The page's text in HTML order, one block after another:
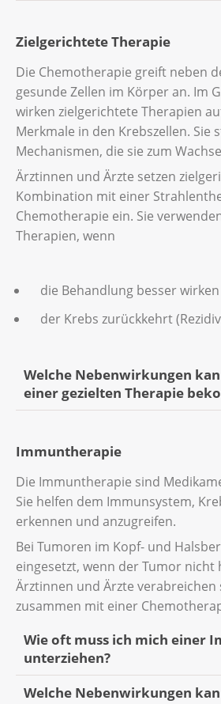
Zyklen der Chemotherapie
der Art des Kopf-Hals-
wie weit der Krebs
welche Medikamente Sie
wie Ihr Körper auf die
reagiert und
wie Ihr allgemeiner
ist.
beträgt normalerweise 6 bis 9
jedoch je nach Bedarf
verursachen. Wie intensiv
wie lange sie dauern, ist von
Person unterschiedlich.
Die wichtigsten sind:
Sie verlieren Ihre Haare.
Ihnen ist übel.
Sie sind sehr müde.
Ihre Haut oder Ihre
Ihr Geschmackssinn ist
In einigen Fällen kann eine
Nieren, Nerven (periphere
oder Gehör betreffen.
Sie nach der Chemotherapie
Nebenwirkungen haben,
Ihr Behandlungsteam.
Weitere Informationen finden
Krebsliga-Broschüre
Lesen Sie mehr auf der
Chemotherapieoder in der
Broschüre
Medikamente gegen
Zielgerichtete Therapie
Die Chemotherapie greift neben
gesunde Zellen im Körper an. Im
wirken zielgerichtete Therapien
Merkmale in den Krebszellen. Sie
Mechanismen, die sie zum
Ärztinnen und Ärzte setzen
Kombination mit einer
Chemotherapie ein. Sie
Therapien, wenn
die Behandlung besser
der Krebs zurückkehrt
Welche Nebenwirkungen
einer gezielten Therapie
zielgerichteten Therapien im
Halsbereich sind:
Sie haben einen Ausschlag
Sie sind über längere Zeit
Ihnen ist übel.
Sie haben Durchfall.
In den meisten Fällen können
Ärzte die Nebenwirkungen
Sie nach der zielgerichteten
Nebenwirkungen haben,
Immuntherapie
Die Immuntherapie sind
Sie helfen dem Immunsystem,
erkennen und anzugreifen.
Bei Tumoren im Kopf- und
eingesetzt, wenn der Tumor nicht
Ärztinnen und Ärzte verabreichen
zusammen mit einer
Wie oft muss ich mich einer
unterziehen?
Wie lange Sie eine
Welche Nebenwirkungen